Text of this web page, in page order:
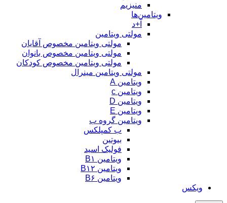
منیزیم
ویتامین‌ها
آ+د
مولتی ویتامین
مولتی ویتامین مخصوص آقایان
مولتی ویتامین مخصوص بانوان
مولتی ویتامین مخصوص کودکان
مولتی ویتامین مینرال
ویتامین A
ویتامین c
ویتامین D
ویتامین E
ویتامین گروه ب
ب کمپلکس
بیوتین
فولیک اسید
ویتامین B۱
ویتامین B۱۲
ویتامین B۶
ویکس